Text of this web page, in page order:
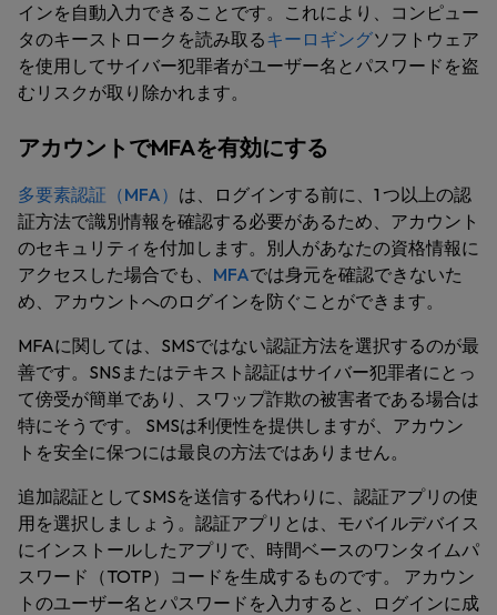
インを自動入力できることです。これにより、コンピュー
タのキーストロークを読み取るキーロギングソフトウェア
を使用してサイバー犯罪者がユーザー名とパスワードを盗
むリスクが取り除かれます。
アカウントでMFAを有効にする
多要素認証（MFA） は、ログインする前に、1 つ以上の認
証方法で識別情報を確認する必要があるため、アカウント
のセキュリティを付加します。別人があなたの資格情報に
アクセスした場合でも、 MFAでは身元を確認できないた
め、アカウントへのログインを防ぐことができます。
MFAに関しては、SMSではない認証方法を選択するのが最
善です。SNSまたはテキスト認証はサイバー犯罪者にとっ
て傍受が簡単であり、スワップ詐欺の被害者である場合は
特にそうです。 SMSは利便性を提供しますが、アカウン
トを安全に保つには最良の方法ではありません。
追加認証としてSMSを送信する代わりに、認証アプリの使
用を選択しましょう。認証アプリとは、モバイルデバイス
にインストールしたアプリで、時間ベースのワンタイムパ
スワード（TOTP）コードを生成するものです。 アカウン
トのユーザー名とパスワードを入力すると、ログインに成